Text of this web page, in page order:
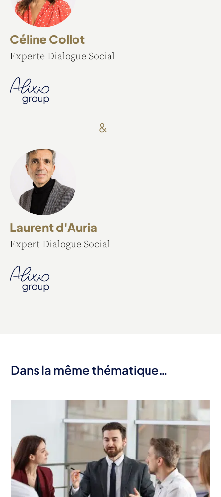
Céline Collot
Experte Dialogue Social
&
Laurent d'Auria
Expert Dialogue Social
Dans la même thématique…